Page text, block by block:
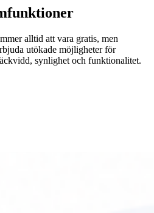
alltid att vara gratis, men
utökade möjligheter för
synlighet och funktionalitet.